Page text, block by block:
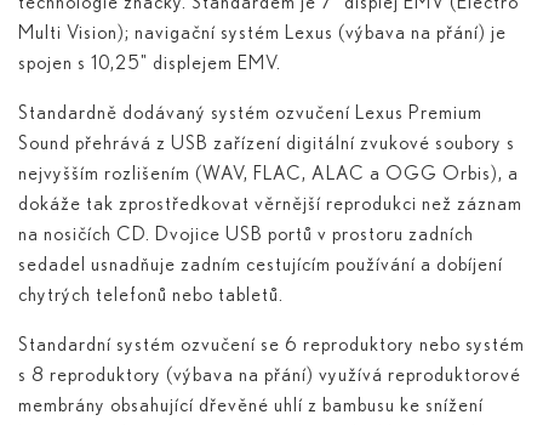
Multi Vision); navigační systém Lexus (výbava na přání) je
spojen s 10,25" displejem EMV.
Standardně dodávaný systém ozvučení Lexus Premium
Sound přehrává z USB zařízení digitální zvukové soubory s
nejvyšším rozlišením (WAV, FLAC, ALAC a OGG Orbis), a
dokáže tak zprostředkovat věrnější reprodukci než záznam
na nosičích CD. Dvojice USB portů v prostoru zadních
sedadel usnadňuje zadním cestujícím používání a dobíjení
chytrých telefonů nebo tabletů.
Standardní systém ozvučení se 6 reproduktory nebo systém
s 8 reproduktory (výbava na přání) využívá reproduktorové
membrány obsahující dřevěné uhlí z bambusu ke snížení